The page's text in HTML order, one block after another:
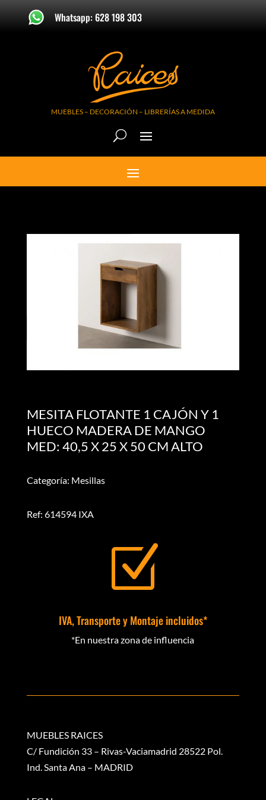
Whatsapp: 628 198 303
MUEBLES – DECORACIÓN – LIBRERÍAS A MEDIDA
MESITA FLOTANTE 1 CAJÓN Y 1
HUECO MADERA DE MANGO
MED: 40,5 X 25 X 50 CM ALTO
Categoría: Mesillas
Ref: 614594 IXA
Z
IVA, Transporte y Montaje incluidos*
*En nuestra zona de influencia
MUEBLES RAICES
C/ Fundición 33 – Rivas-Vaciamadrid 28522 Pol.
Ind. Santa Ana – MADRID